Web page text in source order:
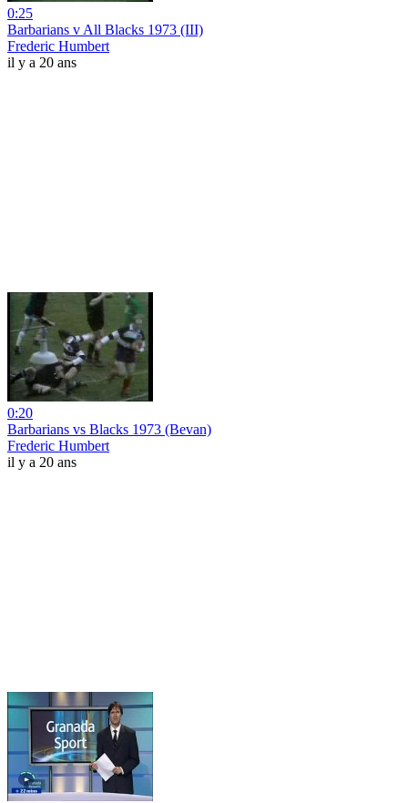
0:25
Barbarians v All Blacks 1973 (III)
Frederic Humbert
il y a 20 ans
0:20
Barbarians vs Blacks 1973 (Bevan)
Frederic Humbert
il y a 20 ans